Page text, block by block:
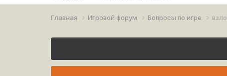
Главная Игровой форум Вопросы по игре